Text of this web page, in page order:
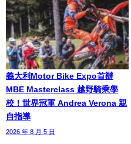
義大利Motor Bike Expo首辦
MBE Masterclass 越野騎乘學
校！世界冠軍 Andrea Verona 親
自指導
2026 年 8 月 5 日